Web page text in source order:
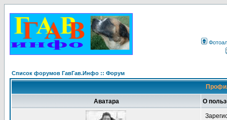
Список форумов ГавГав.Инфо :: Форум
Аватара О